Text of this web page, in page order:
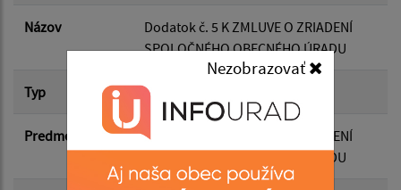
Nezobrazovať
Dátum do:
Suma od:
Suma do:
Názov
Dodatok č. 5 K ZMLUVE O ZRIADENÍ
SPOLOČNÉHO OBECNÉHO ÚRADU
Typ Hlavná zmluva
Predmet
Dodatok č. 5 K ZMLUVE O ZRIADENÍ
SPOLOČNÉHO OBECNÉHO ÚRADU